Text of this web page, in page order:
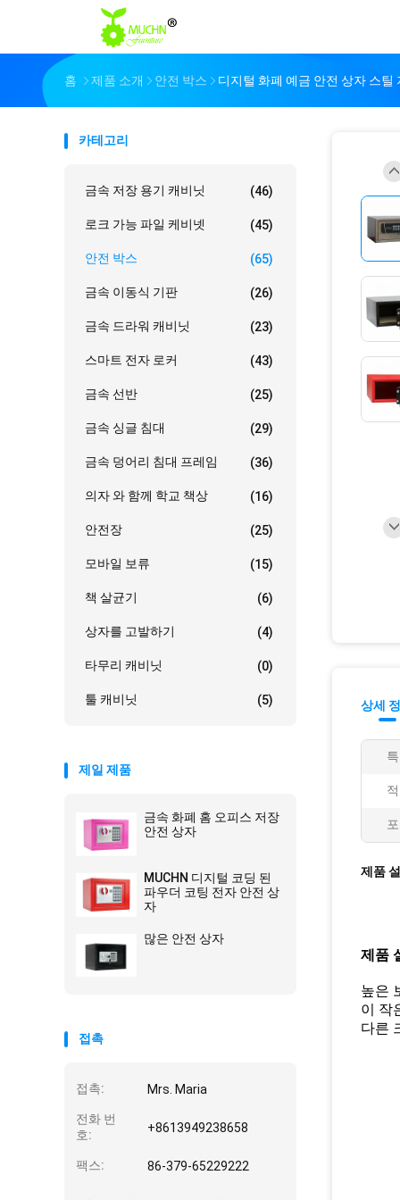
홈 제품 소개 안전 박스 디지털 화폐 예금 안전 상자 스틸
카테고리
금속 저장 용기 캐비닛 (46)
로크 가능 파일 케비넷 (45)
안전 박스 (65)
금속 이동식 기판 (26)
금속 드라워 캐비닛 (23)
스마트 전자 로커 (43)
금속 선반 (25)
금속 싱글 침대 (29)
금속 덩어리 침대 프레임 (36)
의자 와 함께 학교 책상 (16)
안전장 (25)
모바일 보류 (15)
책 살균기 (6)
상자를 고발하기 (4)
타무리 캐비닛 (0)
툴 캐비닛 (5)
제일 제품
금속 화폐 홈 오피스 저장
안전 상자
MUCHN 디지털 코딩 된
파우더 코팅 전자 안전 상
자
많은 안전 상자
접촉
접촉: Mrs. Maria
전화 번
호:
+8613949238658
팩스: 86-379-65229222
상세
제품
제품
높은
이 작
다른